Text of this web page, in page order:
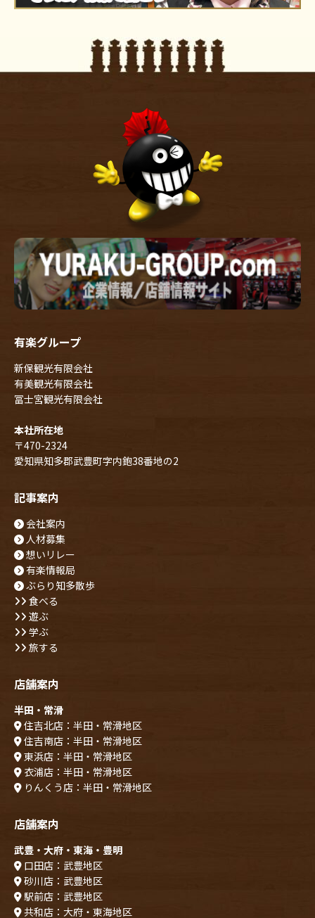
有楽グループ
新保観光有限会社
有美観光有限会社
冨士宮観光有限会社
本社所在地
〒470-2324
愛知県知多郡武豊町字内鉋38番地の2
記事案内
会社案内
人材募集
想いリレー
有楽情報局
ぶらり知多散歩
食べる
遊ぶ
学ぶ
旅する
店舗案内
半田・常滑
住吉北店：半田・常滑地区
住吉南店：半田・常滑地区
東浜店：半田・常滑地区
衣浦店：半田・常滑地区
りんくう店：半田・常滑地区
店舗案内
武豊・大府・東海・豊明
口田店：武豊地区
砂川店：武豊地区
駅前店：武豊地区
共和店：大府・東海地区